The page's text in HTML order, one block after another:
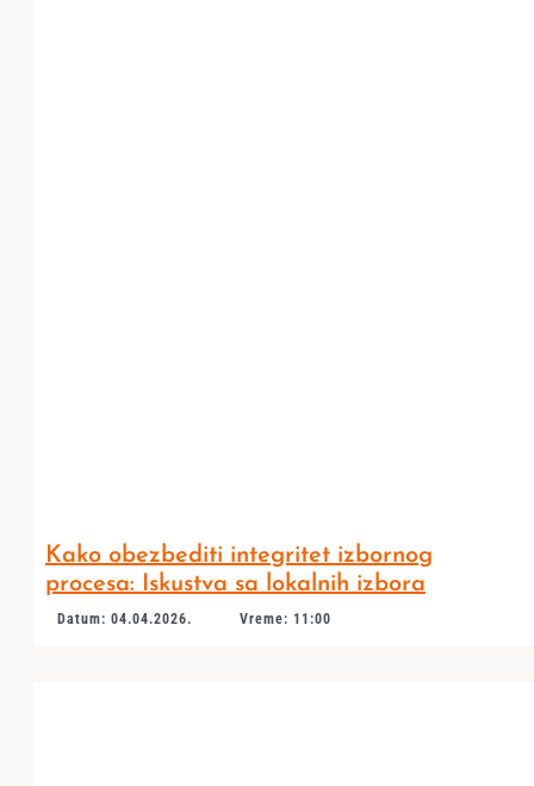
Kako obezbediti integritet izbornog
procesa: Iskustva sa lokalnih izbora
Datum: 04.04.2026. Vreme: 11:00